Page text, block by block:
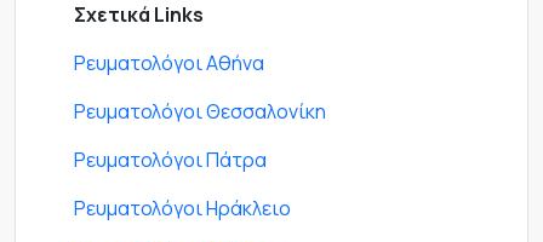
Σχετικά Links
Ρευματολόγοι Αθήνα
Ρευματολόγοι Θεσσαλονίκη
Ρευματολόγοι Πάτρα
Ρευματολόγοι Ηράκλειο